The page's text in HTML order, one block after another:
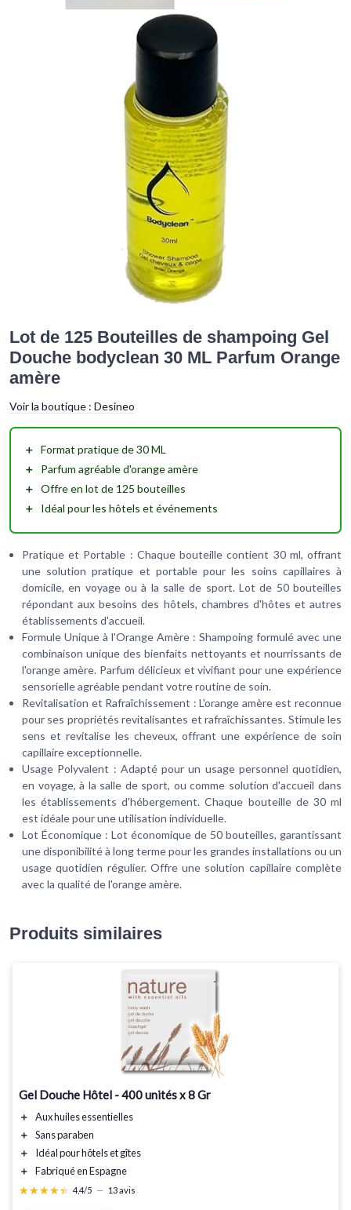
Lot de 125 Bouteilles de shampoing Gel
Douche bodyclean 30 ML Parfum Orange
amère
Voir la boutique : Desineo
＋ Format pratique de30 ML
＋
Parfum agréabled'orange amère
＋ Offre en lot de 125 bouteilles
＋
Idéal pour les hôtels et événements
Pratique et Portable : Chaque bouteille contient 30 ml, offrant
une solution pratique et portable pour les soins capillaires à
domicile, en voyage ou à la salle de sport. Lot de 50 bouteilles
répondant aux besoins des hôtels, chambres d'hôtes et autres
établissements d'accueil.
Formule Unique à l'Orange Amère : Shampoing formulé avec une
combinaison unique des bienfaits nettoyants et nourrissants de
l'orange amère. Parfum délicieux et vivifiant pour une expérience
sensorielle agréable pendant votre routine de soin.
Revitalisation et Rafraîchissement : L'orange amère est reconnue
pour ses propriétés revitalisantes et rafraîchissantes. Stimule les
sens et revitalise les cheveux, offrant une expérience de soin
capillaire exceptionnelle.
Usage Polyvalent : Adapté pour un usage personnel quotidien,
en voyage, à la salle de sport, ou comme solution d'accueil dans
les établissements d'hébergement. Chaque bouteille de 30 ml
est idéale pour une utilisation individuelle.
Lot Économique : Lot économique de 50 bouteilles, garantissant
une disponibilité à long terme pour les grandes installations ou un
usage quotidien régulier. Offre une solution capillaire complète
avec la qualité de l'orange amère.
Produits similaires
Gel Douche Hôtel - 400 unités x 8 Gr
＋
Aux huiles essentielles
＋
Sans paraben
＋
Idéal pour hôtels et gîtes
＋
Fabriqué en Espagne
★★★★★
★★★★★ 4,4/5 — 13 avis